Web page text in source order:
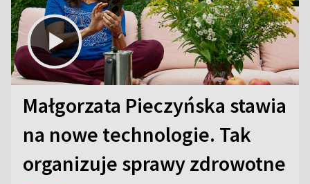
Małgorzata Pieczyńska stawia
na nowe technologie. Tak
organizuje sprawy zdrowotne